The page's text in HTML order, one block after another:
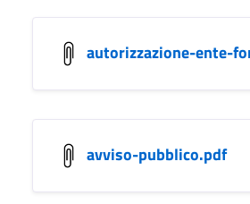
autorizzazione-ente-
avviso-pubblico.pdf